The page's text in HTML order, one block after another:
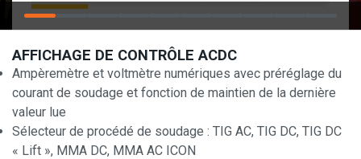
AFFICHAGE DE CONTRÔLE ACDC
Ampèremètre et voltmètre numériques avec préréglage du
courant de soudage et fonction de maintien de la dernière
valeur lue
Sélecteur de procédé de soudage : TIG AC, TIG DC, TIG DC
« Lift », MMA DC, MMA AC ICON